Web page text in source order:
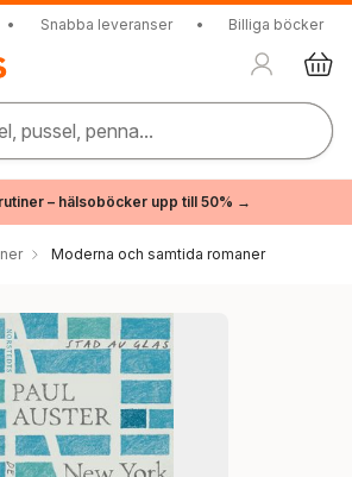
• Snabba leveranser • Billiga böcker
pussel, penna...
– hälsoböcker upp till 50% →
Moderna och samtida romaner